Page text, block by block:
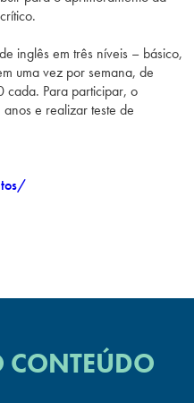
inglês em três níveis – básico,
uma vez por semana, de
Para participar, o
e realizar teste de
CONTEÚDO